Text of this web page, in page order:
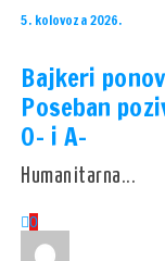
5. kolovoza 2026.
Bajkeri
Poseban
0- i A-
Humanitarna...
0